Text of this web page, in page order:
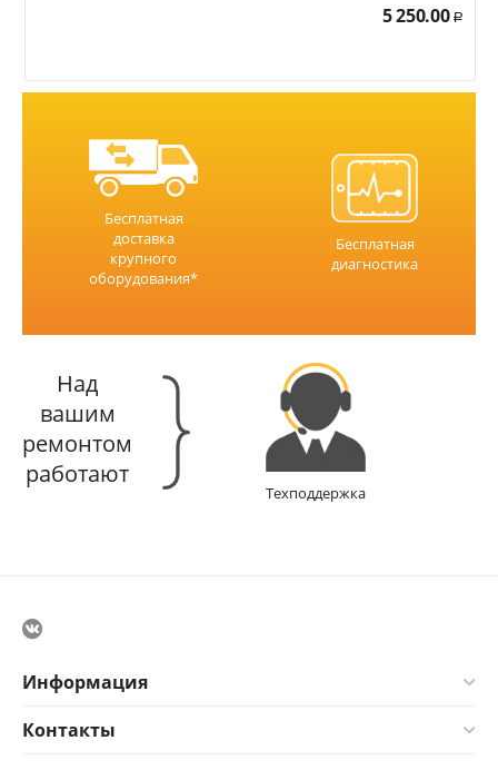
5 250.00 Р
Бесплатная
доставка
крупного
оборудования*
Бесплатная
диагностика
Над
вашим
ремонтом
работают
Техподдержка
Информация
Контакты